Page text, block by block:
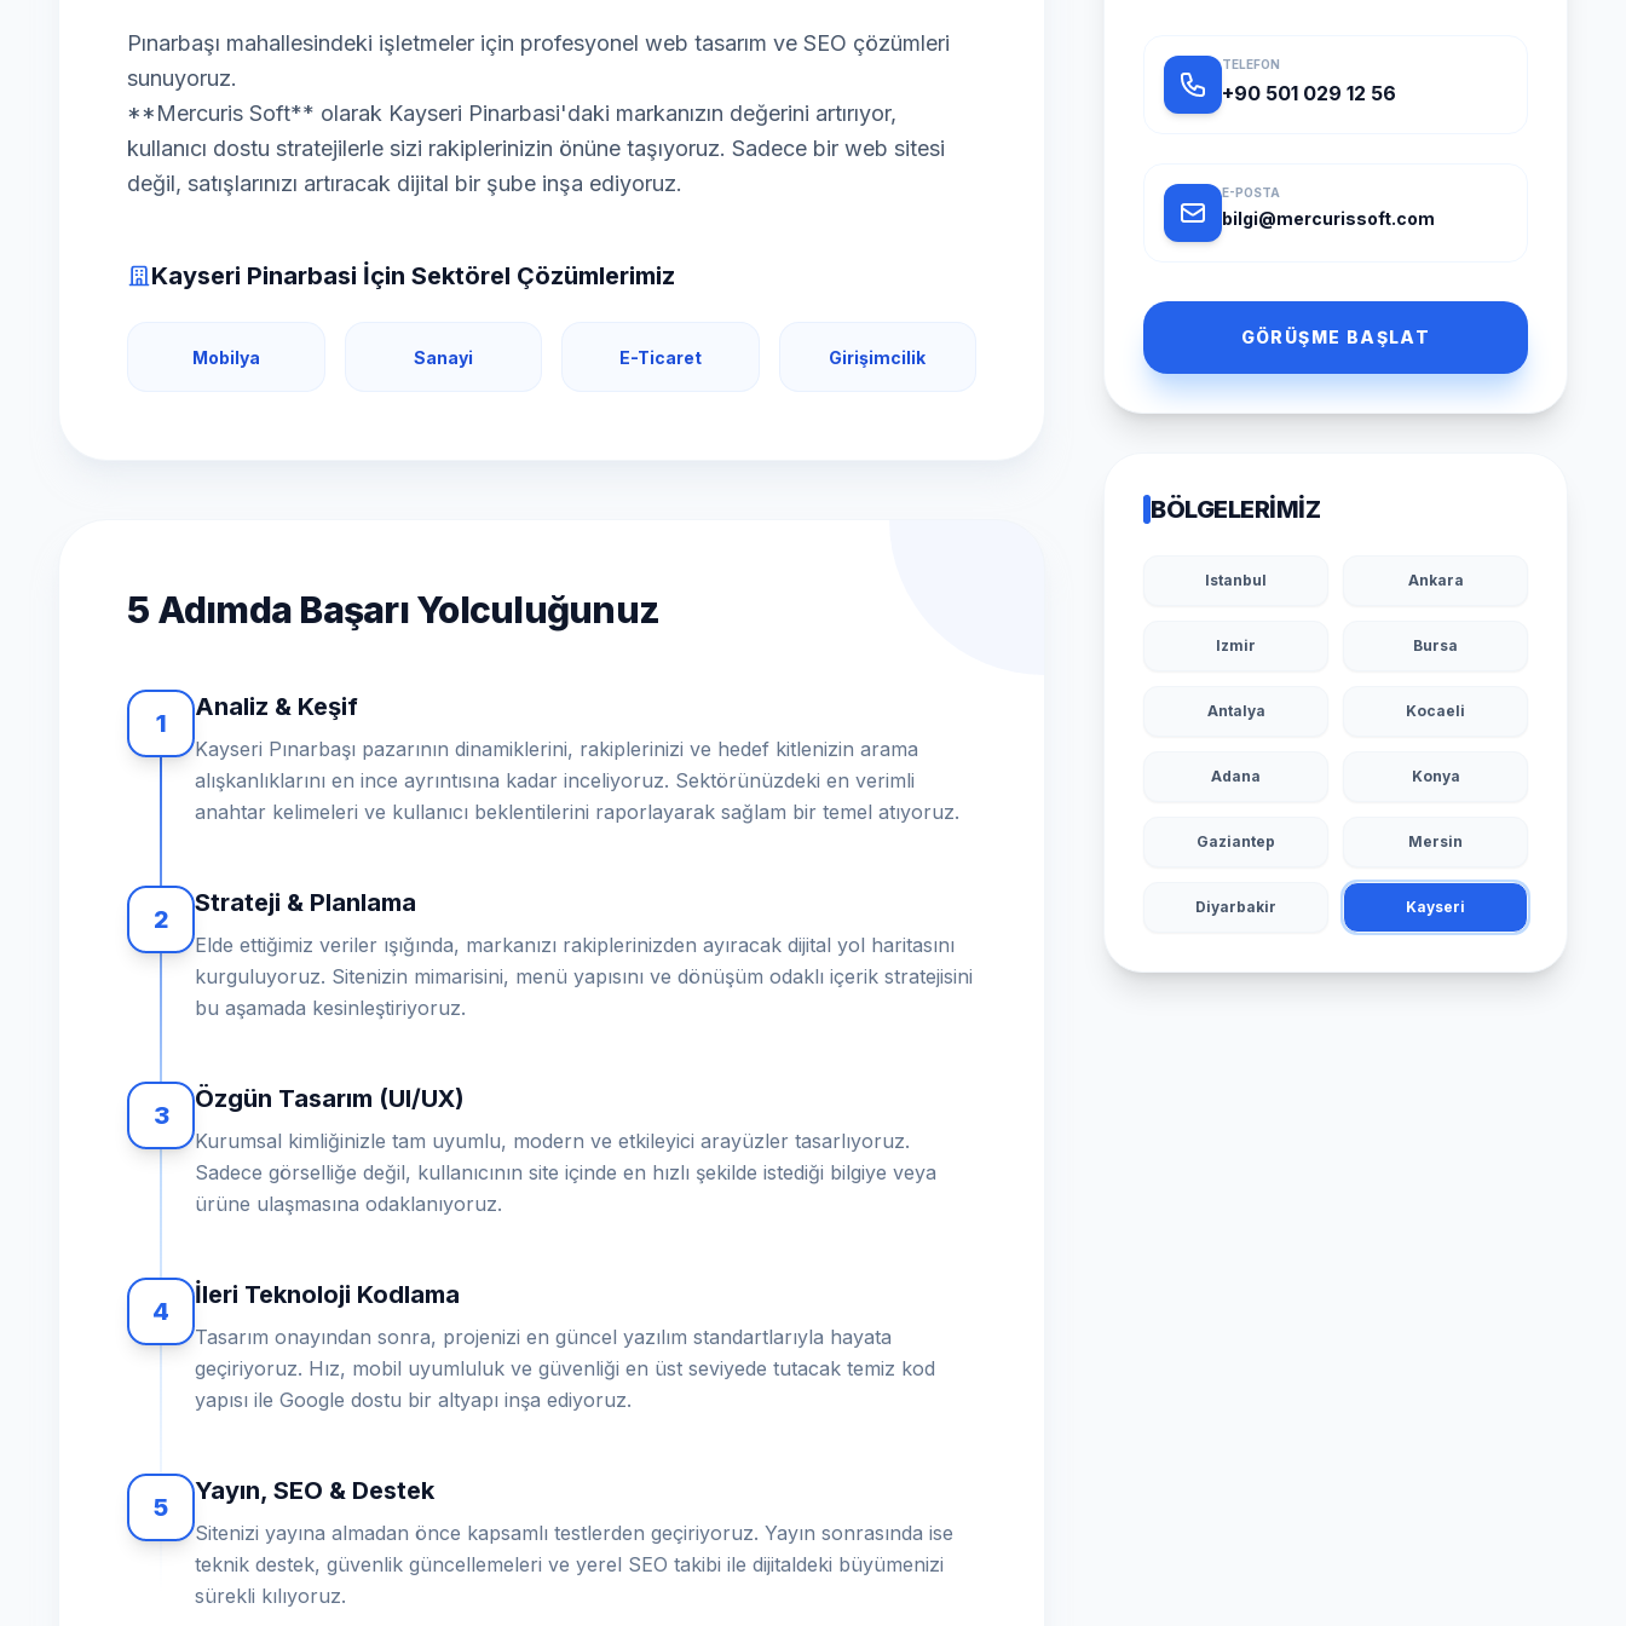
Pınarbaşı mahallesindeki işletmeler için profesyonel web tasarım ve SEO çözümleri
sunuyoruz.
**Mercuris Soft** olarak Kayseri Pinarbasi'daki markanızın değerini artırıyor,
kullanıcı dostu stratejilerle sizi rakiplerinizin önüne taşıyoruz. Sadece bir web sitesi
değil, satışlarınızı artıracak dijital bir şube inşa ediyoruz.
Kayseri Pinarbasi İçin Sektörel Çözümlerimiz
Mobilya Sanayi E-Ticaret Girişimcilik
5 Adımda Başarı Yolculuğunuz
1
Analiz & Keşif
Kayseri Pınarbaşı pazarının dinamiklerini, rakiplerinizi ve hedef kitlenizin arama
alışkanlıklarını en ince ayrıntısına kadar inceliyoruz. Sektörünüzdeki en verimli
anahtar kelimeleri ve kullanıcı beklentilerini raporlayarak sağlam bir temel atıyoruz.
2
Strateji & Planlama
Elde ettiğimiz veriler ışığında, markanızı rakiplerinizden ayıracak dijital yol haritasını
kurguluyoruz. Sitenizin mimarisini, menü yapısını ve dönüşüm odaklı içerik stratejisini
bu aşamada kesinleştiriyoruz.
3
Özgün Tasarım (UI/UX)
Kurumsal kimliğinizle tam uyumlu, modern ve etkileyici arayüzler tasarlıyoruz.
Sadece görselliğe değil, kullanıcının site içinde en hızlı şekilde istediği bilgiye veya
ürüne ulaşmasına odaklanıyoruz.
4
İleri Teknoloji Kodlama
Tasarım onayından sonra, projenizi en güncel yazılım standartlarıyla hayata
geçiriyoruz. Hız, mobil uyumluluk ve güvenliği en üst seviyede tutacak temiz kod
yapısı ile Google dostu bir altyapı inşa ediyoruz.
5
Yayın, SEO & Destek
Sitenizi yayına almadan önce kapsamlı testlerden geçiriyoruz. Yayın sonrasında ise
teknik destek, güvenlik güncellemeleri ve yerel SEO takibi ile dijitaldeki büyümenizi
sürekli kılıyoruz.
TELEFON
+90 501 029 12 56
E-POSTA
bilgi@mercurissoft.com
GÖRÜŞME BAŞLAT
BÖLGELERIMIZ
Istanbul Ankara
Izmir Bursa
Antalya Kocaeli
Adana Konya
Gaziantep Mersin
Diyarbakir Kayseri